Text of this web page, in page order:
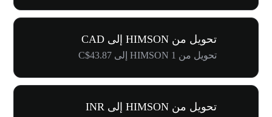
تحويل من HIMSON إلى CAD
تحويل من 1 HIMSON إلى C$43.87
تحويل من HIMSON إلى INR